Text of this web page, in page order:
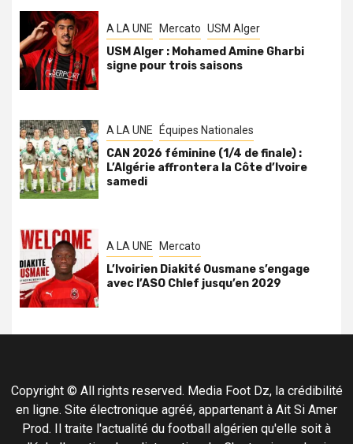
A LA UNE Mercato USM Alger
USM Alger : Mohamed Amine Gharbi
signe pour trois saisons
A LA UNE Équipes Nationales
CAN 2026 féminine (1/4 de finale) :
L’Algérie affrontera la Côte d’Ivoire
samedi
A LA UNE Mercato
L’Ivoirien Diakité Ousmane s’engage
avec l’ASO Chlef jusqu’en 2029
Copyright © All rights reserved. Media Foot Dz, la crédibilité
en ligne. Site électronique agréé, appartenant à Ait Si Amer
Prod. Il traite l'actualité du football algérien qu'elle soit à